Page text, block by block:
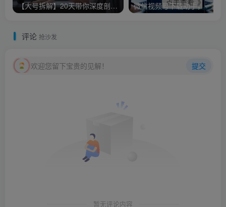
【大号拆解】20天带你深度剖析40个顶级微信公众号
评论 抢沙发
欢迎您留下宝贵的见解！ 提交
暂无评论内容